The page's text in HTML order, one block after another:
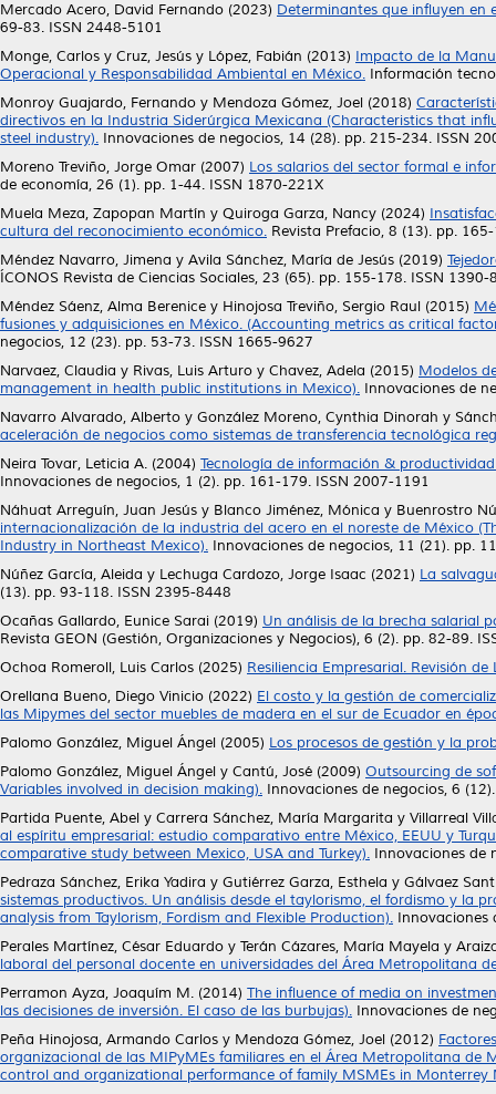
Mercado Acero, David Fernando (2023) Determinantes que influyen en
69-83. ISSN 2448-5101
Monge, Carlos y Cruz, Jesús y López, Fabián (2013) Impacto de la
Operacional y Responsabilidad Ambiental en México. Información
Monroy Guajardo, Fernando y Mendoza Gómez, Joel (2018)
directivos en la Industria Siderúrgica Mexicana (Characteristics that
steel industry). Innovaciones de negocios, 14 (28). pp. 215-234. ISSN
Moreno Treviño, Jorge Omar (2007) Los salarios del sector formal e
de economía, 26 (1). pp. 1-44. ISSN 1870-221X
Muela Meza, Zapopan Martín y Quiroga Garza, Nancy (2024)
cultura del reconocimiento económico. Revista Prefacio, 8 (13). pp.
Méndez Navarro, Jimena y Avila Sánchez, María de Jesús (2019)
ÍCONOS Revista de Ciencias Sociales, 23 (65). pp. 155-178. ISSN 1390-
Méndez Sáenz, Alma Berenice y Hinojosa Treviño, Sergio Raul (2015)
fusiones y adquisiciones en México. (Accounting metrics as critical
negocios, 12 (23). pp. 53-73. ISSN 1665-9627
Narvaez, Claudia y Rivas, Luis Arturo y Chavez, Adela (2015) Modelos
management in health public institutions in Mexico). Innovaciones de
Navarro Alvarado, Alberto y González Moreno, Cynthia Dinorah y
aceleración de negocios como sistemas de transferencia tecnológica
Neira Tovar, Leticia A. (2004) Tecnología de información &
Innovaciones de negocios, 1 (2). pp. 161-179. ISSN 2007-1191
Náhuat Arreguín, Juan Jesús y Blanco Jiménez, Mónica y Buenrostro
internacionalización de la industria del acero en el noreste de México
Industry in Northeast Mexico). Innovaciones de negocios, 11 (21). pp.
Núñez García, Aleida y Lechuga Cardozo, Jorge Isaac (2021) La
(13). pp. 93-118. ISSN 2395-8448
Ocañas Gallardo, Eunice Sarai (2019) Un análisis de la brecha salarial
Revista GEON (Gestión, Organizaciones y Negocios), 6 (2). pp. 82-89.
Ochoa Romeroll, Luis Carlos (2025) Resiliencia Empresarial. Revisión de
Orellana Bueno, Diego Vinicio (2022) El costo y la gestión de
las Mipymes del sector muebles de madera en el sur de Ecuador en
Palomo González, Miguel Ángel (2005) Los procesos de gestión y la
Palomo González, Miguel Ángel y Cantú, José (2009) Outsourcing de
Variables involved in decision making). Innovaciones de negocios, 6
Partida Puente, Abel y Carrera Sánchez, María Margarita y Villarreal
al espíritu empresarial: estudio comparativo entre México, EEUU y
comparative study between Mexico, USA and Turkey). Innovaciones de
Pedraza Sánchez, Erika Yadira y Gutiérrez Garza, Esthela y Gálvaez
sistemas productivos. Un análisis desde el taylorismo, el fordismo y la
analysis from Taylorism, Fordism and Flexible Production). Innovaciones
Perales Martínez, César Eduardo y Terán Cázares, María Mayela y
laboral del personal docente en universidades del Área Metropolitana
Perramon Ayza, Joaquím M. (2014) The influence of media on
las decisiones de inversión. El caso de las burbujas). Innovaciones de
Peña Hinojosa, Armando Carlos y Mendoza Gómez, Joel (2012)
organizacional de las MIPyMEs familiares en el Área Metropolitana
control and organizational performance of family MSMEs in Monterrey